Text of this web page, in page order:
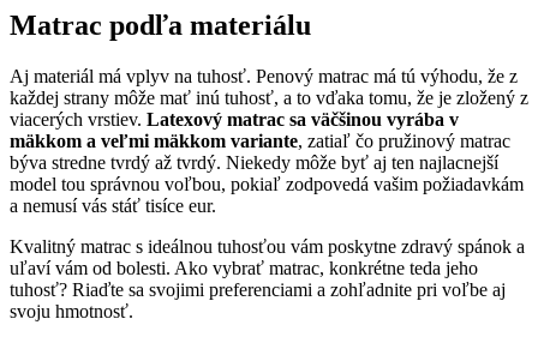
Matrac podľa materiálu
Aj materiál má vplyv na tuhosť. Penový matrac má tú výhodu, že z
každej strany môže mať inú tuhosť, a to vďaka tomu, že je zložený z
viacerých vrstiev. Latexový matrac sa väčšinou vyrába v
mäkkom a veľmi mäkkom variante, zatiaľ čo pružinový matrac
býva stredne tvrdý až tvrdý. Niekedy môže byť aj ten najlacnejší
model tou správnou voľbou, pokiaľ zodpovedá vašim požiadavkám
a nemusí vás stáť tisíce eur.
Kvalitný matrac s ideálnou tuhosťou vám poskytne zdravý spánok a
uľaví vám od bolesti. Ako vybrať matrac, konkrétne teda jeho
tuhosť? Riaďte sa svojimi preferenciami a zohľadnite pri voľbe aj
svoju hmotnosť.